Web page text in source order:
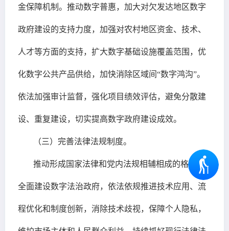
金保障机制。推动数字普惠，加大对欠发达地区数字
政府建设的支持力度，加强对农村地区资金、技术、
人才等方面的支持，扩大数字基础设施覆盖范围，优
化数字公共产品供给，加快消除区域间“数字鸿沟”。
依法加强审计监督，强化项目绩效评估，避免分散建
设、重复建设，切实提高数字政府建设成效。
（三）完善法律法规制度。
推动形成国家法律和党内法规相辅相成的格局，
全面建设数字法治政府，依法依规推进技术应用、流
程优化和制度创新，消除技术歧视，保障个人隐私，